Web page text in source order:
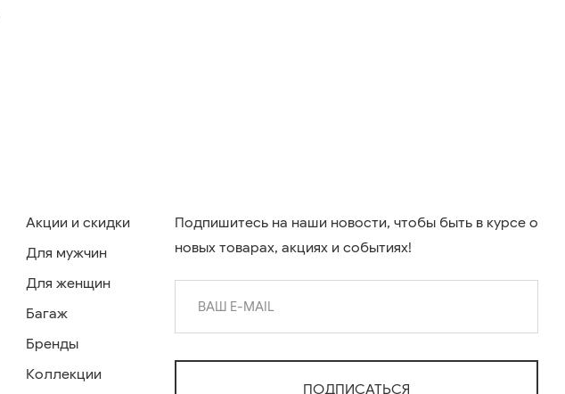
Акции и скидки
Для мужчин
Для женщин
Багаж
Бренды
Коллекции
Подпишитесь на наши новости, чтобы быть в курсе о
новых товарах, акциях и событиях!